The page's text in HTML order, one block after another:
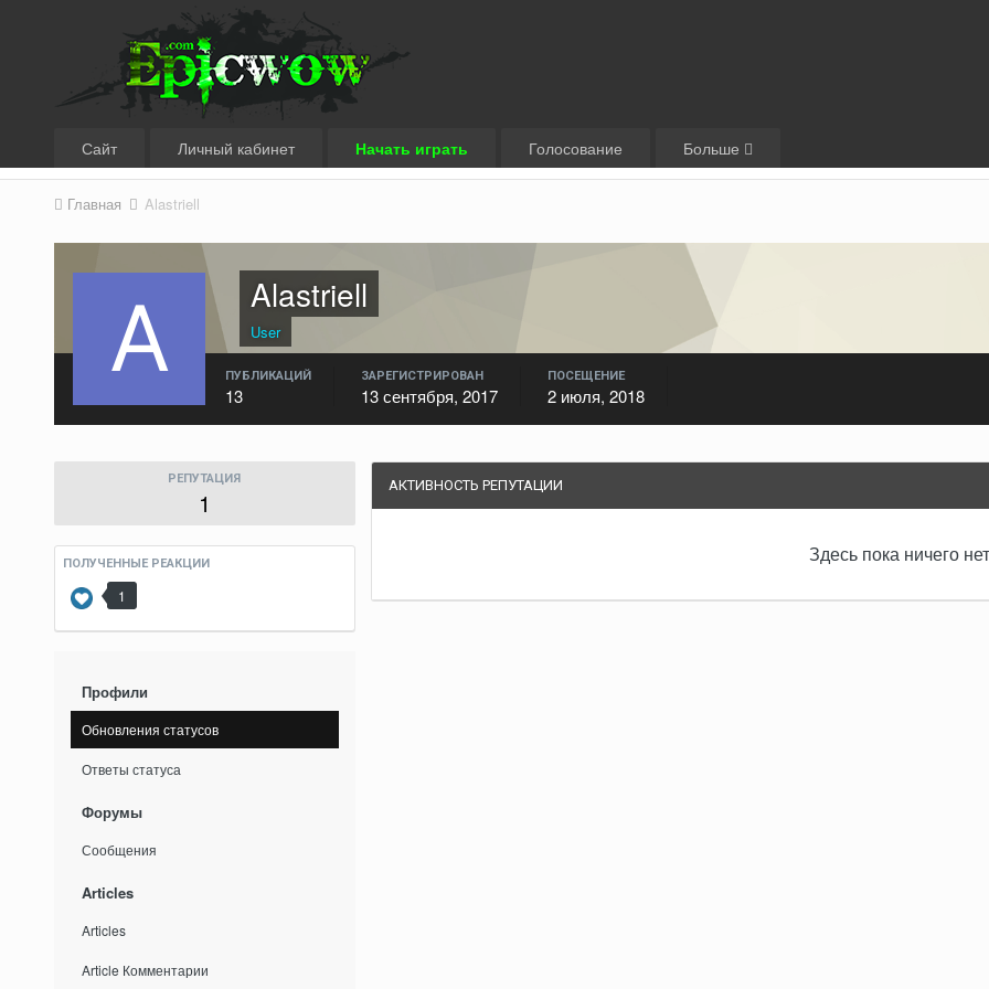
Сайт Личный кабинет Начать играть Голосование Больше
Главная Alastriell
Alastriell
User
ПУБЛИКАЦИЙ
13
ЗАРЕГИСТРИРОВАН
13 сентября, 2017
ПОСЕЩЕНИЕ
2 июля, 2018
РЕПУТАЦИЯ
1
ПОЛУЧЕННЫЕ РЕАКЦИИ
1
Профили
Обновления статусов
Ответы статуса
Форумы
Сообщения
Articles
Articles
Article Комментарии
АКТИВНОСТЬ РЕПУТАЦИИ
Здесь пока ничего